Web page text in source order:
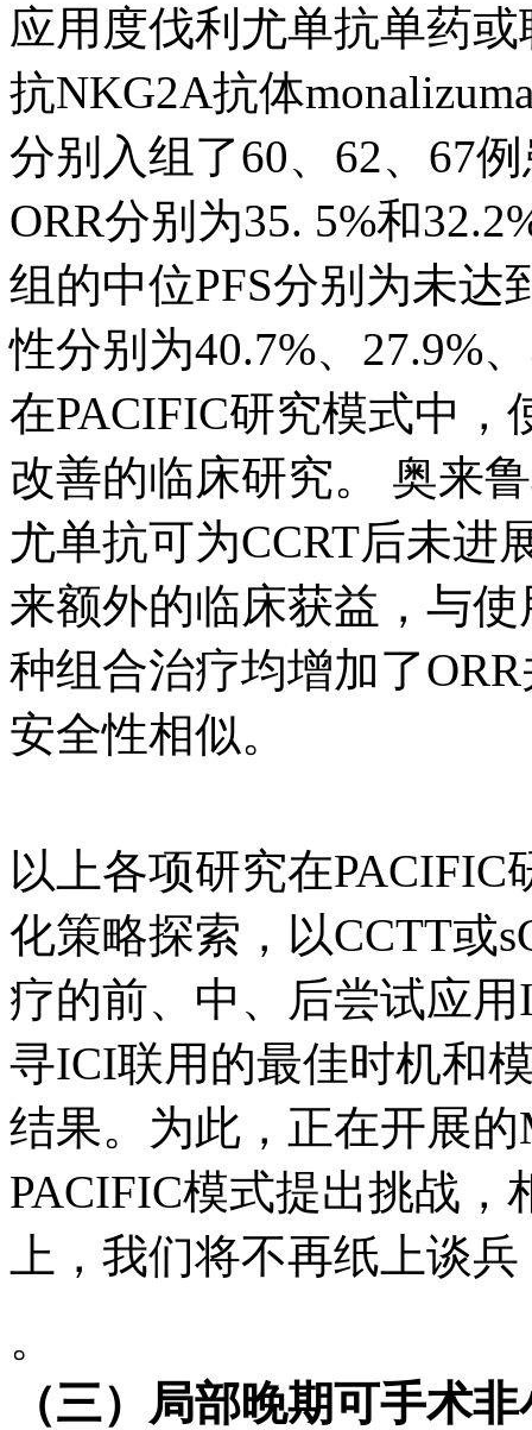
应用度伐利尤单抗单药
抗NKG2A抗体
分别入组了60、62、67
ORR分别为35. 5%和
组的中位PFS分别为未达
性分别为40.7%、27.9%
在PACIFIC研究模式中
改善的临床研究。 奥来
尤单抗可为CCRT后未进
来额外的临床获益，与
种组合治疗均增加了
安全性相似。
以上各项研究在
化策略探索，以CCTT或
疗的前、中、后尝试应
寻ICI联用的最佳时机和
结果。为此，正在开展
PACIFIC模式提出挑战
上，我们将不再纸上谈兵
。
（三）局部晚期可手术